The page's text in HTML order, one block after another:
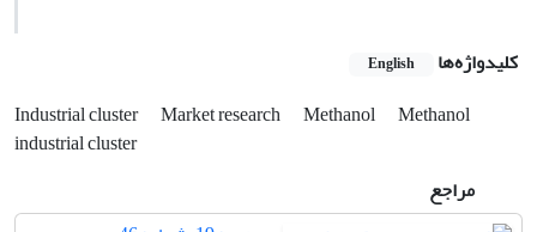
کلیدواژه‌ها English
Industrial cluster Market research Methanol
Methanol
industrial cluster
مراجع